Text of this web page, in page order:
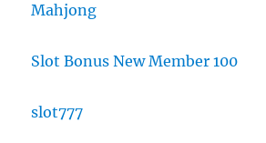
Mahjong
Slot Bonus New Member 100
slot777